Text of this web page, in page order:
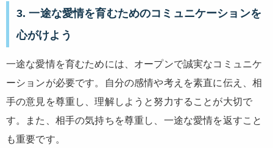
3. 一途な愛情を育むためのコミュニケーションを
心がけよう
一途な愛情を育むためには、オープンで誠実なコミュニケ
ーションが必要です。自分の感情や考えを素直に伝え、相
手の意見を尊重し、理解しようと努力することが大切で
す。また、相手の気持ちを尊重し、一途な愛情を返すこと
も重要です。